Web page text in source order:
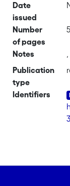
Date
issued
Number
of pages
Notes
Publication
type
Identifiers